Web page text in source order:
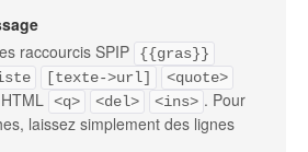
raccourcis SPIP
{{gras}}
[texte->url]
<quote>
<q> <del> <ins> . Pour
laissez simplement des lignes